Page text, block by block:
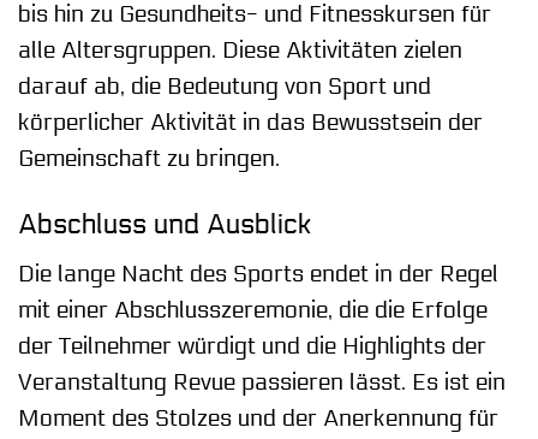
bis hin zu Gesundheits- und Fitnesskursen für
alle Altersgruppen. Diese Aktivitäten zielen
darauf ab, die Bedeutung von Sport und
körperlicher Aktivität in das Bewusstsein der
Gemeinschaft zu bringen.
Abschluss und Ausblick
Die lange Nacht des Sports endet in der Regel
mit einer Abschlusszeremonie, die die Erfolge
der Teilnehmer würdigt und die Highlights der
Veranstaltung Revue passieren lässt. Es ist ein
Moment des Stolzes und der Anerkennung für